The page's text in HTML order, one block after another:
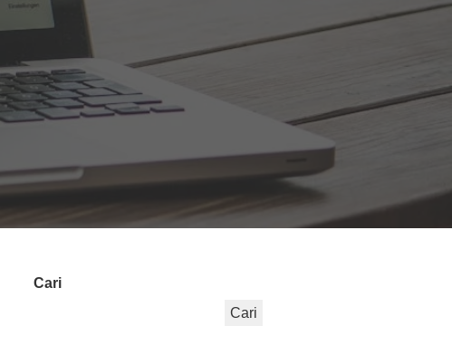
Cari
Cari